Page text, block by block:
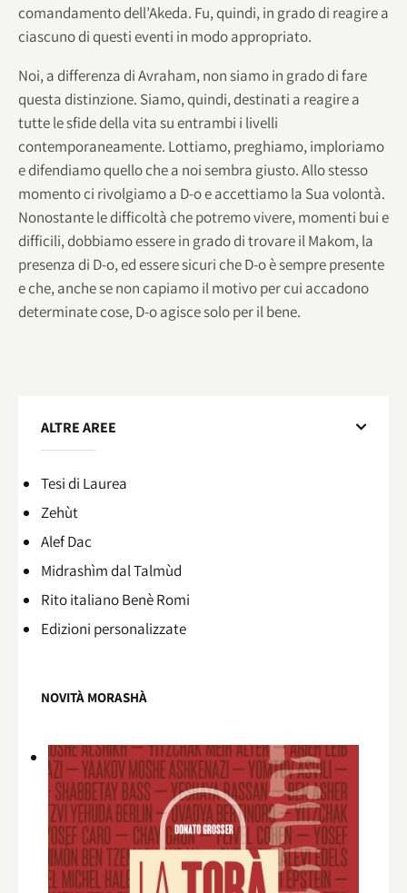
comandamento dell’Akeda. Fu, quindi, in grado di reagire a
ciascuno di questi eventi in modo appropriato.
Noi, a differenza di Avraham, non siamo in grado di fare
questa distinzione. Siamo, quindi, destinati a reagire a
tutte le sfide della vita su entrambi i livelli
contemporaneamente. Lottiamo, preghiamo, imploriamo
e difendiamo quello che a noi sembra giusto. Allo stesso
momento ci rivolgiamo a D-o e accettiamo la Sua volontà.
Nonostante le difficoltà che potremo vivere, momenti bui e
difficili, dobbiamo essere in grado di trovare il Makom, la
presenza di D-o, ed essere sicuri che D-o è sempre presente
e che, anche se non capiamo il motivo per cui accadono
determinate cose, D-o agisce solo per il bene.
ALTRE AREE
Tesi di Laurea
Zehùt
Alef Dac
Midrashìm dal Talmùd
Rito italiano Benè Romi​
Edizioni personalizzate
NOVITÀ MORASHÀ